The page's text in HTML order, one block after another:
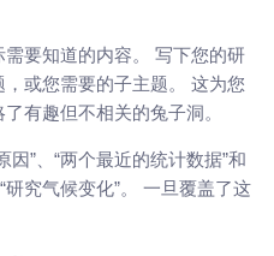
要知道的内容。 写下您的研
或您需要的子主题。 这为您
有趣但不相关的兔子洞。
”、“两个最近的统计数据”和
研究气候变化”。 一旦覆盖了这